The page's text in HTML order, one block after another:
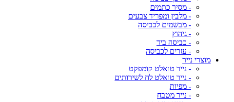
- מסיר כתמים
- מלבין ומפריד צבעים
- מבשמים לכביסה
- גיהוץ
- כביסה ביד
- עזרים לכביסה
מוצרי נייר
- נייר טואלט קומפקט
- נייר טואלט לח לשירותים
- מפיות
- נייר מטבח